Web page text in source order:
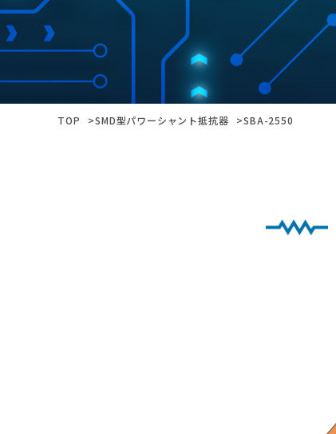
TOP SMD型パワーシャント抵抗器 SBA-2550